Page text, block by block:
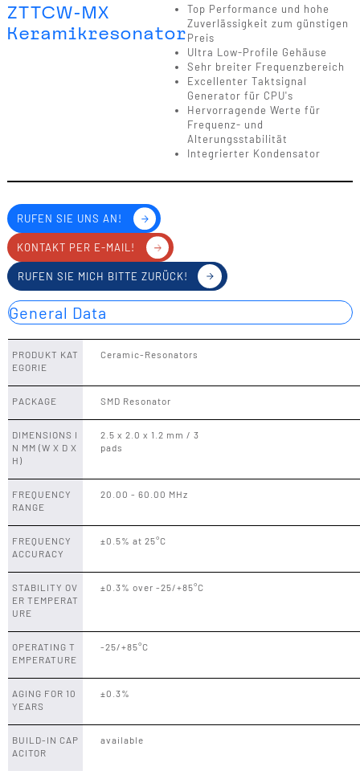
ZTTCW-MX
Keramikresonator
Top Performance und hohe
Zuverlässigkeit zum günstigen
Preis
Ultra Low-Profile Gehäuse
Sehr breiter Frequenzbereich
Excellenter Taktsignal
Generator für CPU's
Hervorragende Werte für
Frequenz- und
Alterungsstabilität
Integrierter Kondensator
RUFEN SIE UNS AN!
KONTAKT PER E-MAIL!
RUFEN SIE MICH BITTE ZURÜCK!
General Data
PRODUKT KAT
EGORIE
Ceramic-Resonators
PACKAGE SMD Resonator
DIMENSIONS I
N MM (W X D X
H)
2.5 x 2.0 x 1.2 mm / 3
pads
FREQUENCY
RANGE
20.00 - 60.00 MHz
FREQUENCY
ACCURACY
±0.5% at 25°C
STABILITY OV
ER TEMPERAT
URE
±0.3% over -25/+85°C
OPERATING T
EMPERATURE
-25/+85°C
AGING FOR 10
YEARS
±0.3%
BUILD-IN CAP
ACITOR
available